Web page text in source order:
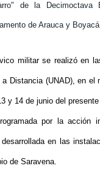
de la Decimoctava
de Arauca y
militar se realizó en
a Distancia (UNAD), en el
y 14 de junio del
por la acción
en las
de Saravena.